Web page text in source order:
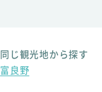
同じ観光地から探す
富良野